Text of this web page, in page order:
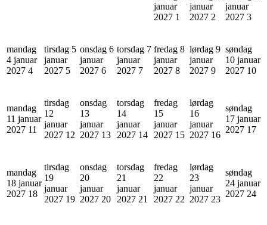
januar
2027 1
januar
2027 2
januar
2027 3
mandag
4 januar
2027 4
tirsdag 5
januar
2027 5
onsdag 6
januar
2027 6
torsdag 7
januar
2027 7
fredag 8
januar
2027 8
lørdag 9
januar
2027 9
søndag
10 januar
2027 10
mandag
11 januar
2027 11
tirsdag
12
januar
2027 12
onsdag
13
januar
2027 13
torsdag
14
januar
2027 14
fredag
15
januar
2027 15
lørdag
16
januar
2027 16
søndag
17 januar
2027 17
mandag
18 januar
2027 18
tirsdag
19
januar
2027 19
onsdag
20
januar
2027 20
torsdag
21
januar
2027 21
fredag
22
januar
2027 22
lørdag
23
januar
2027 23
søndag
24 januar
2027 24